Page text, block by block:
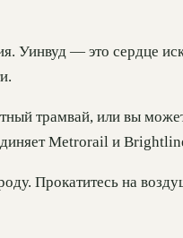
Уинвуд — это сердце
трамвай, или вы
Metrorail и
Прокатитесь на